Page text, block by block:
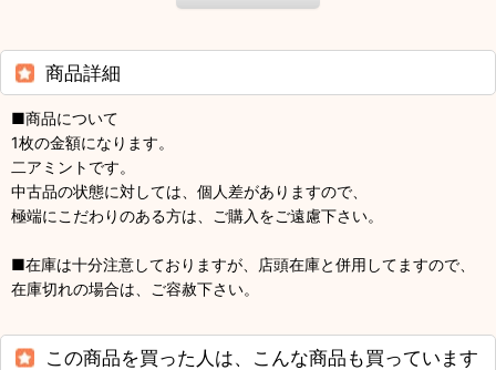
商品詳細
■商品について
1枚の金額になります。
二アミントです。
中古品の状態に対しては、個人差がありますので、
極端にこだわりのある方は、ご購入をご遠慮下さい。
■在庫は十分注意しておりますが、店頭在庫と併用してますので、
在庫切れの場合は、ご容赦下さい。
この商品を買った人は、こんな商品も買っています